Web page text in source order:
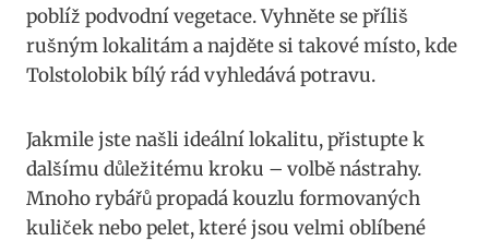
poblíž podvodní vegetace. Vyhněte se příliš
rušným lokalitám a najděte ‍si ​takové místo, ⁢kde
Tolstolobik bílý rád​ vyhledává potravu.
Jakmile jste našli ideální lokalitu, přistupte k
dalšímu ⁣důležitému kroku – volbě nástrahy.
Mnoho rybářů propadá⁤ kouzlu formovaných‍
kuliček ​nebo pelet, které jsou velmi oblíbené